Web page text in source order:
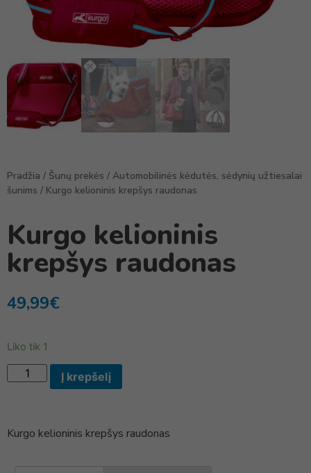
Pradžia / Šunų prekės / Automobilinės kėdutės, sėdynių užtiesalai
šunims / Kurgo kelioninis krepšys raudonas
Kurgo kelioninis
krepšys raudonas
49,99€
Liko tik 1
Į krepšelį
Kurgo kelioninis krepšys raudonas